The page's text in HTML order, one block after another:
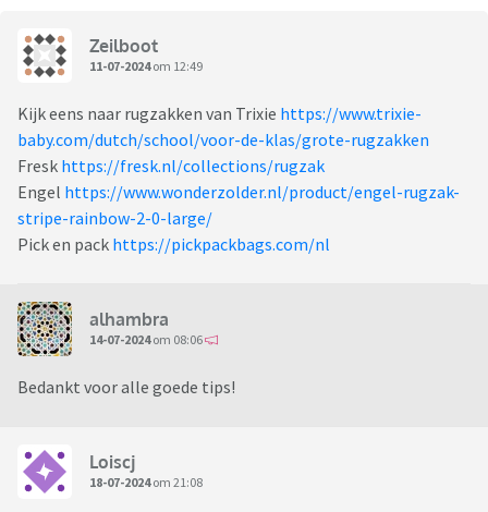
Zeilboot
11-07-2024om 12:49
Kijk eens naar rugzakken van Trixie https://www.trixie-
baby.com/dutch/school/voor-de-klas/grote-rugzakken
Fresk https://fresk.nl/collections/rugzak
Engel https://www.wonderzolder.nl/product/engel-rugzak-
stripe-rainbow-2-0-large/
Pick en pack https://pickpackbags.com/nl
alhambra
14-07-2024om 08:06
Bedankt voor alle goede tips!
Loiscj
18-07-2024om 21:08